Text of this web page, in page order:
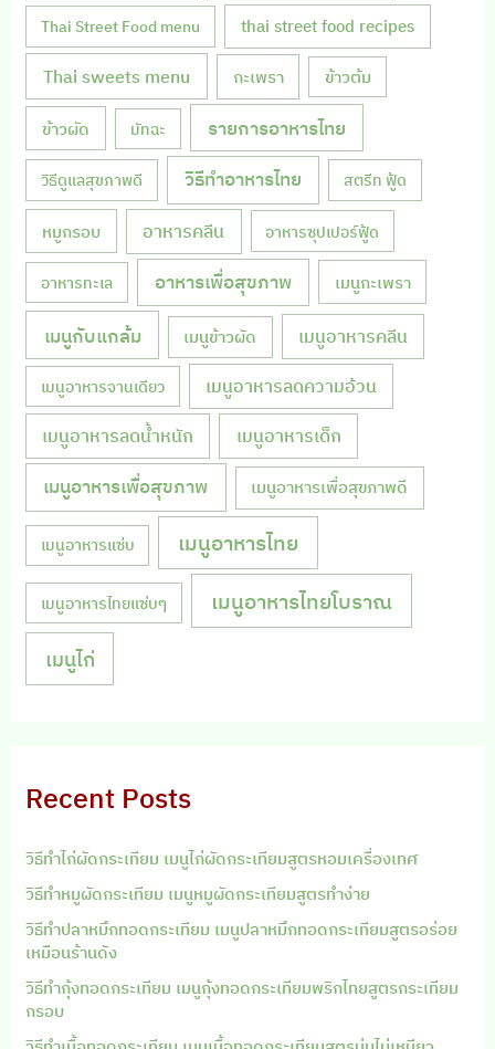
Thai Street Food menu thai street food recipes
Thai sweets menu กะเพรา ข้าวต้ม
ข้าวผัด มัทฉะ รายการอาหารไทย
วิธีดูแลสุขภาพดี วิธีทำอาหารไทย สตรีท ฟู้ด
หมูกรอบ อาหารคลีน อาหารซุปเปอร์ฟู้ด
อาหารทะเล อาหารเพื่อสุขภาพ เมนูกะเพรา
เมนูกับแกล้ม เมนูข้าวผัด เมนูอาหารคลีน
เมนูอาหารจานเดียว เมนูอาหารลดความอ้วน
เมนูอาหารลดน้ำหนัก เมนูอาหารเด็ก
เมนูอาหารเพื่อสุขภาพ เมนูอาหารเพื่อสุขภาพดี
เมนูอาหารแซ่บ เมนูอาหารไทย
เมนูอาหารไทยแซ่บๆ เมนูอาหารไทยโบราณ
เมนูไก่
Recent Posts
วิธีทำไก่ผัดกระเทียม เมนูไก่ผัดกระเทียมสูตรหอมเครื่องเทศ
วิธีทำหมูผัดกระเทียม เมนูหมูผัดกระเทียมสูตรทำง่าย
วิธีทำปลาหมึกทอดกระเทียม เมนูปลาหมึกทอดกระเทียมสูตรอร่อย
เหมือนร้านดัง
วิธีทำกุ้งทอดกระเทียม เมนูกุ้งทอดกระเทียมพริกไทยสูตรกระเทียม
กรอบ